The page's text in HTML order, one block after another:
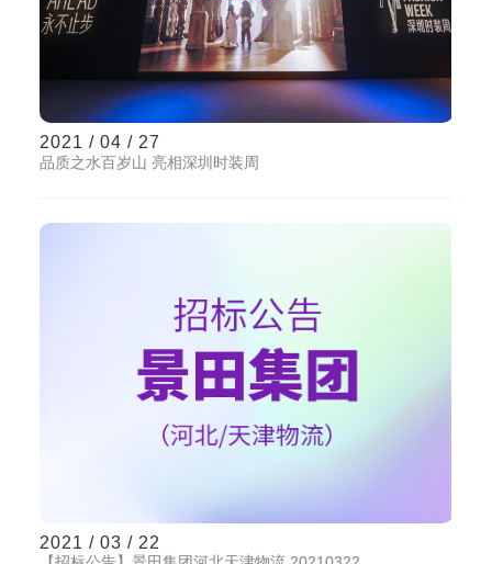
2021 / 04 / 27
品质之水百岁山 亮相深圳时装周
2021 / 03 / 22